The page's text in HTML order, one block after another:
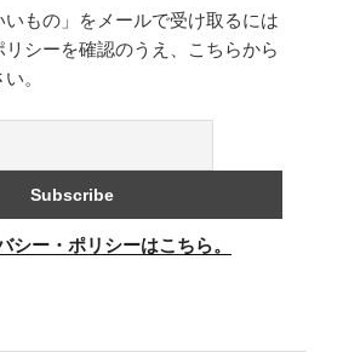
もの」をメールで受け取るには
シーを確認のうえ、こちらから
。
シー・ポリシーはこちら。